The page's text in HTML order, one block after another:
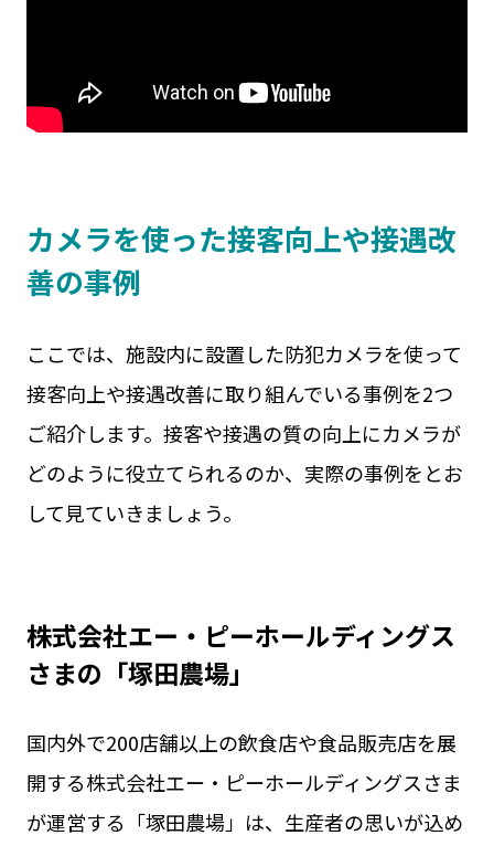
カメラを使った接客向上や接遇改
善の事例
ここでは、施設内に設置した防犯カメラを使って
接客向上や接遇改善に取り組んでいる事例を2つ
ご紹介します。接客や接遇の質の向上にカメラが
どのように役立てられるのか、実際の事例をとお
して見ていきましょう。
株式会社エー・ピーホールディングス
さまの「塚田農場」
国内外で200店舗以上の飲食店や食品販売店を展
開する株式会社エー・ピーホールディングスさま
が運営する「塚田農場」は、生産者の思いが込め